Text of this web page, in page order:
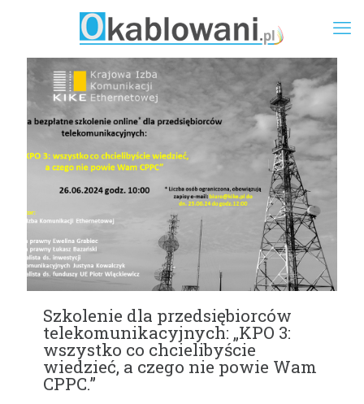
Szkolenie dla przedsiębiorców
telekomunikacyjnych: „KPO 3:
wszystko co chcielibyście
wiedzieć, a czego nie powie Wam
CPPC.”